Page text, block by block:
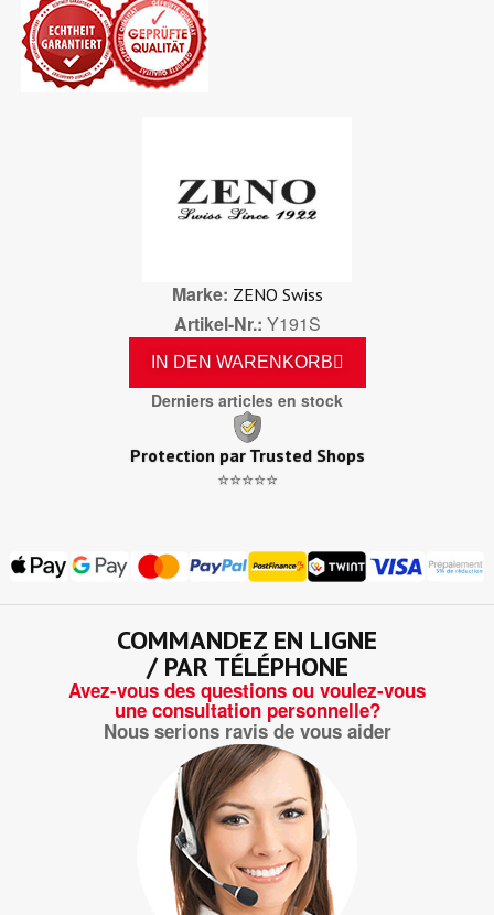
Marke ZENO Swiss
Artikel-Nr. Y191S
IN DEN WARENKORB
Derniers articles en stock
Protection par Trusted Shops
⭐⭐⭐⭐⭐
COMMANDEZ EN LIGNE
/ PAR TÉLÉPHONE
Avez-vous des questions ou voulez-vous
une consultation personnelle?
Nous serions ravis de vous aider